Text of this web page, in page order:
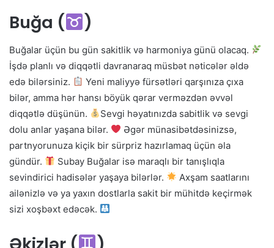
Buğa ( )
Buğalar üçün bu gün sakitlik və harmoniya günü olacaq.
İşdə planlı və diqqətli davranaraq müsbət nəticələr əldə
edə bilərsiniz.
Yeni maliyyə fürsətləri qarşınıza çıxa
bilər, amma hər hansı böyük qərar verməzdən əvvəl
diqqətlə düşünün.
Sevgi həyatınızda sabitlik və sevgi
dolu anlar yaşana bilər.
Əgər münasibətdəsinizsə,
partnyorunuza kiçik bir sürpriz hazırlamaq üçün əla
gündür.
Subay Buğalar isə maraqlı bir tanışlıqla
sevindirici hadisələr yaşaya bilərlər.
Axşam saatlarını
ailənizlə və ya yaxın dostlarla sakit bir mühitdə keçirmək
sizi xoşbəxt edəcək.